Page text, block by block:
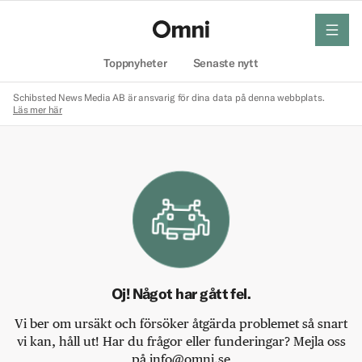
Toppnyheter Senaste nytt
meny
Schibsted News Media AB är ansvarig för dina data på denna webbplats.
Läs mer här
Oj! Något har gått fel.
Vi ber om ursäkt och försöker åtgärda problemet så snart
vi kan, håll ut! Har du frågor eller funderingar? Mejla oss